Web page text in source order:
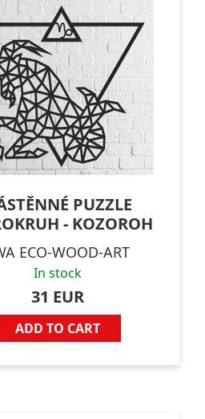
PUZZLE
- KOZOROH
ECO-WOOD-ART
In stock
31 EUR
ADD TO CART